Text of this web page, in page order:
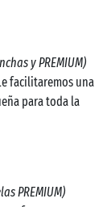
y PREMIUM)
facilitaremos una
para toda la
PREMIUM)